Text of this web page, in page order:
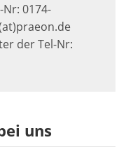
0174-
der Tel-Nr:
uns